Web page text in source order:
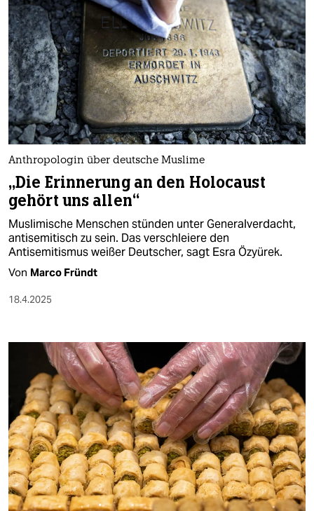
Anthropologin über deutsche Muslime
„Die Erinnerung an den Holocaust
gehört uns allen“
Muslimische Menschen stünden unter Generalverdacht,
antisemitisch zu sein. Das verschleiere den
Antisemitismus weißer Deutscher, sagt Esra Özyürek.
Von Marco Fründt
18.4.2025